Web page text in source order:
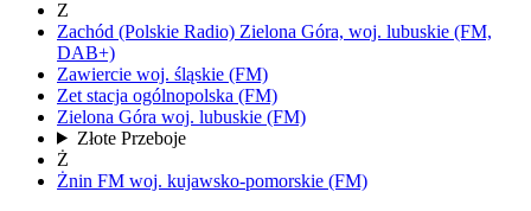
Z
Zachód (Polskie Radio) Zielona Góra, woj. lubuskie (FM,
DAB+)
Zawiercie woj. śląskie (FM)
Zet stacja ogólnopolska (FM)
Zielona Góra woj. lubuskie (FM)
Złote Przeboje
Ż
Żnin FM woj. kujawsko-pomorskie (FM)